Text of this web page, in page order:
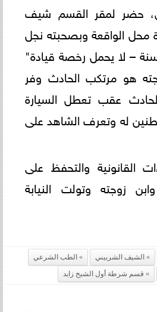
حضر لمقر القسم شيف
محل الواقعة وبصحبته نجل
"طالب 16 سنة – لا يحمل رخصة قيادة"
هو مرتكب الحادث وفر
عقب تعطل السيارة
له وتعرف الشاهد على
القانونية والتحفظ على
زوجته وتولت النيابة
الشيف الشربيني
الطب الشرعي
قسم شرطة أول الشيخ زايد